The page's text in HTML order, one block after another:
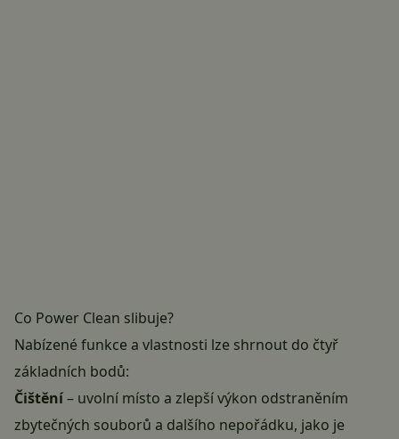
Co Power Clean slibuje?
Nabízené funkce a vlastnosti lze shrnout do čtyř
základních bodů:
Čištění– uvolní místo a zlepší výkon odstraněním
zbytečných souborů a dalšího nepořádku, jako je